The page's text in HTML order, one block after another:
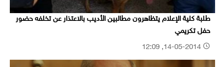
طلبة كلية الإعلام يتظاهرون مطالبين الأديب بالاعتذار عن تخلفه حضور
حفل تكريمي